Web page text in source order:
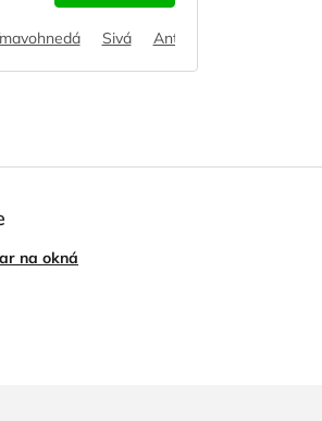
Sivá Antracit
na okná